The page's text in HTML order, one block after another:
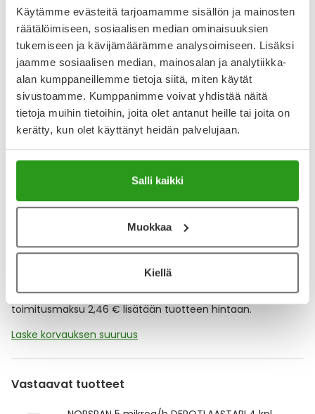
Käytämme evästeitä tarjoamamme sisällön ja mainosten
räätälöimiseen, sosiaalisen median ominaisuuksien
tukemiseen ja kävijämäärämme analysoimiseen. Lisäksi
jaamme sosiaalisen median, mainosalan ja analytiikka-
alan kumppaneillemme tietoja siitä, miten käytät
sivustoamme. Kumppanimme voivat yhdistää näitä
tietoja muihin tietoihin, joita olet antanut heille tai joita on
kerätty, kun olet käyttänyt heidän palvelujaan.
Salli kaikki
Muokkaa
Kiellä
Katso kaikki BUPRENORPHINE RATIOPHARM-tuotteet
YA-muistuttaja
Muistuttajan avulla pidät huolen, että tilaat tarvitsemasi
tuotteet ajoissa, eivätkä ne lopu kesken.
Lisää tuote muistuttajaan
Kela-korvattavuus ja reseptin toimitusmaksu
Tämä tuote ei ole Kela-korvattava. Reseptin
toimitusmaksu 2,46 € lisätään tuotteen hintaan.
Laske korvauksen suuruus
Vastaavat tuotteet